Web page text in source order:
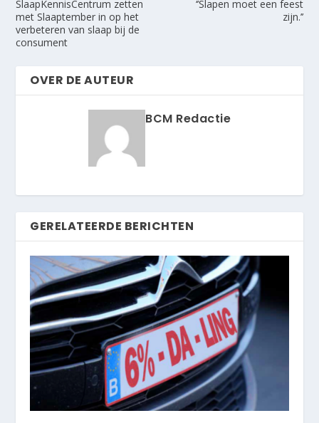
SlaapKennisCentrum zetten
met Slaaptember in op het
verbeteren van slaap bij de
consument
‘’Slapen moet een feest
zijn.’’
OVER DE AUTEUR
BCM Redactie
GERELATEERDE BERICHTEN